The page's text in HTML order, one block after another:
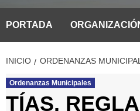
PORTADA
INICIO ORDENANZAS
Ordenanzas Municipales
TÍAS.